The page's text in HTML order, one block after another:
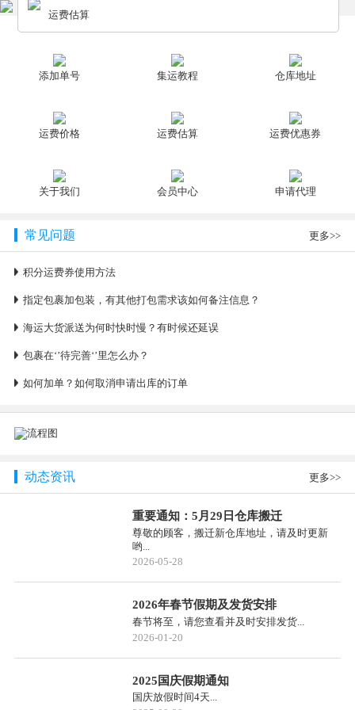
运费估算
添加单号 集运教程 仓库地址
运费价格 运费估算 运费优惠券
关于我们 会员中心 申请代理
常见问题 更多>>
积分运费券使用方法
指定包裹加包装，有其他打包需求该如何备注信息？
海运大货派送为何时快时慢？有时候还延误
包裹在‘’待完善‘’里怎么办？
如何加单？如何取消申请出库的订单
动态资讯 更多>>
重要通知：5月29日仓库搬迁
尊敬的顾客，搬迁新仓库地址，请及时更新
哟...
2026-05-28
2026年春节假期及发货安排
春节将至，请您查看并及时安排发货...
2026-01-20
2025国庆假期通知
国庆放假时间4天...